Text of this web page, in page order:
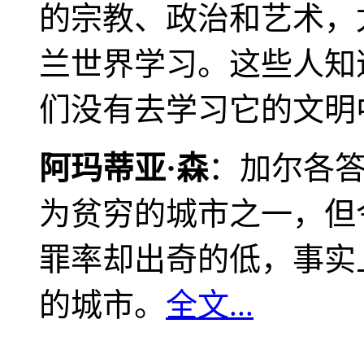
的宗教、政治和艺术
兰世界学习。这些人
们没有去学习它的文
阿玛蒂亚·森：加尔各
为贫穷的城市之一，
罪率却出奇的低，事
的城市。 全文...